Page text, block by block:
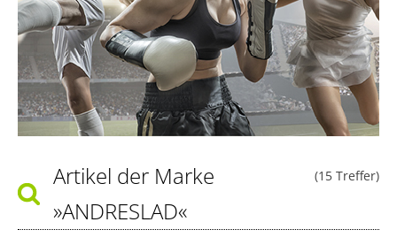
(15 Treffer)
Artikel der Marke
»ANDRESLAD«